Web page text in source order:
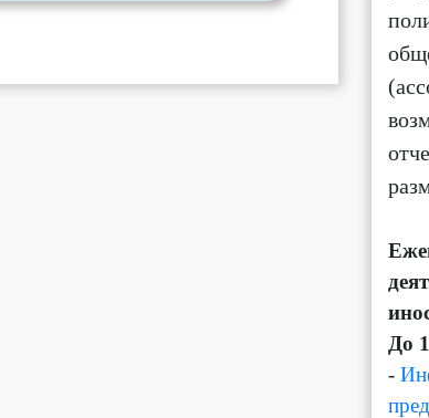
До
-